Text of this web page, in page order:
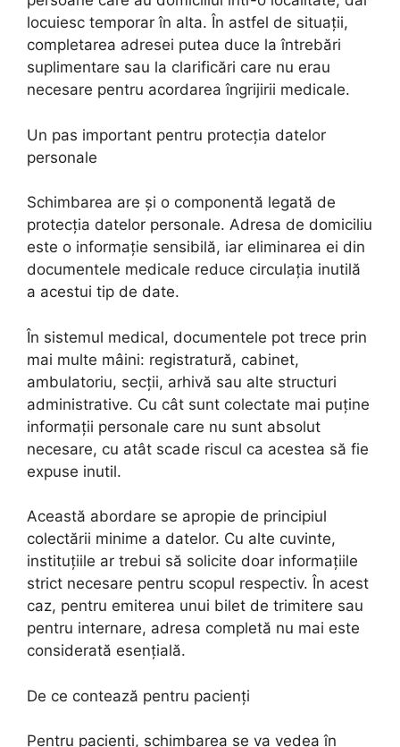
locuiesc temporar în alta. În astfel de situații,
completarea adresei putea duce la întrebări
suplimentare sau la clarificări care nu erau
necesare pentru acordarea îngrijirii medicale.
Un pas important pentru protecția datelor
personale
Schimbarea are și o componentă legată de
protecția datelor personale. Adresa de domiciliu
este o informație sensibilă, iar eliminarea ei din
documentele medicale reduce circulația inutilă
a acestui tip de date.
În sistemul medical, documentele pot trece prin
mai multe mâini: registratură, cabinet,
ambulatoriu, secții, arhivă sau alte structuri
administrative. Cu cât sunt colectate mai puține
informații personale care nu sunt absolut
necesare, cu atât scade riscul ca acestea să fie
expuse inutil.
Această abordare se apropie de principiul
colectării minime a datelor. Cu alte cuvinte,
instituțiile ar trebui să solicite doar informațiile
strict necesare pentru scopul respectiv. În acest
caz, pentru emiterea unui bilet de trimitere sau
pentru internare, adresa completă nu mai este
considerată esențială.
De ce contează pentru pacienți
Pentru pacienți, schimbarea se va vedea în